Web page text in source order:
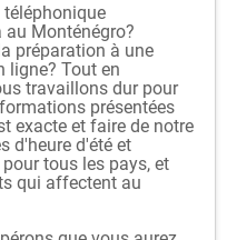
téléphonique
Monténégro?
préparation à une
ligne? Tout en
travaillons dur pour
présentées
exacte et faire de notre
d'heure d'été et
tous les pays, et
qui affectent au